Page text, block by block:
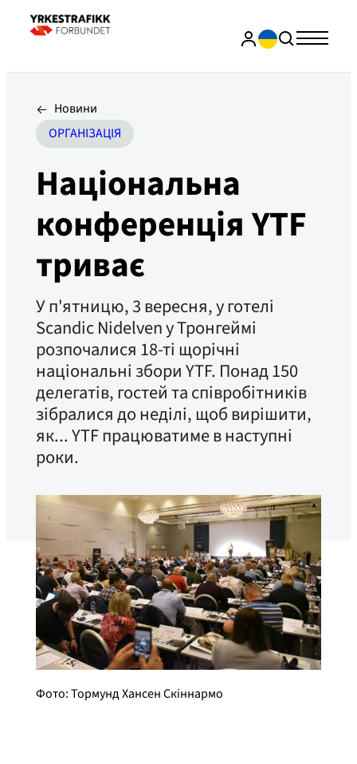
Новини
ОРГАНІЗАЦІЯ
Національна
конференція YTF
триває
У п'ятницю, 3 вересня, у готелі
Scandic Nidelven у Тронгеймі
розпочалися 18-ті щорічні
національні збори YTF. Понад 150
делегатів, гостей та співробітників
зібралися до неділі, щоб вирішити,
як... YTF працюватиме в наступні
роки.
Фото: Тормунд Хансен Скіннармо